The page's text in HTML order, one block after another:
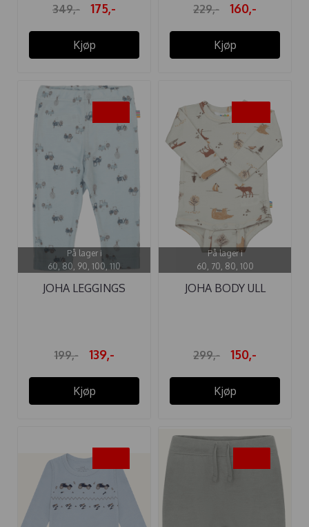
349,- 175,-
Kjøp
229,- 160,-
Kjøp
På lager i
60, 80, 90, 100, 110
JOHA LEGGINGS
199,- 139,-
Kjøp
På lager i
60, 70, 80, 100
JOHA BODY ULL
299,- 150,-
Kjøp